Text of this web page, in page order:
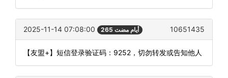
2025-11-14 07:08:00 265 أيام مضت 10651435
【友盟+】短信登录验证码：9252，切勿转发或告知他人